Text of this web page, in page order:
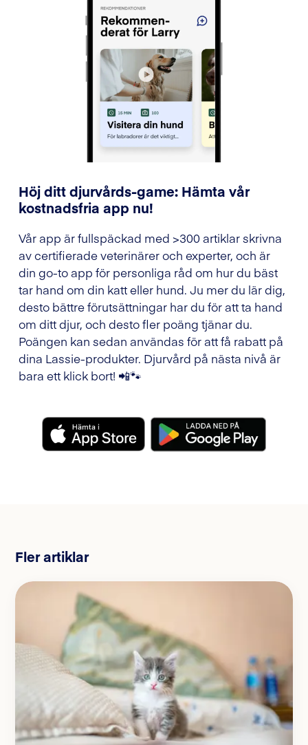
Höj ditt djurvårds-game: Hämta vår
kostnadsfria app nu!
Vår app är fullspäckad med >300 artiklar skrivna
av certifierade veterinärer och experter, och är
din go-to app för personliga råd om hur du bäst
tar hand om din katt eller hund. Ju mer du lär dig,
desto bättre förutsättningar har du för att ta hand
om ditt djur, och desto fler poäng tjänar du.
Poängen kan sedan användas för att få rabatt på
dina Lassie-produkter. Djurvård på nästa nivå är
bara ett klick bort! 📲🐾
Fler artiklar